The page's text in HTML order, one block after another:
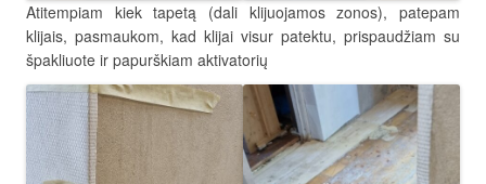
Atitempiam kiek tapetą (dali klijuojamos zonos), patepam
klijais, pasmaukom, kad klijai visur patektu, prispaudžiam su
špakliuote ir papurškiam aktivatorių